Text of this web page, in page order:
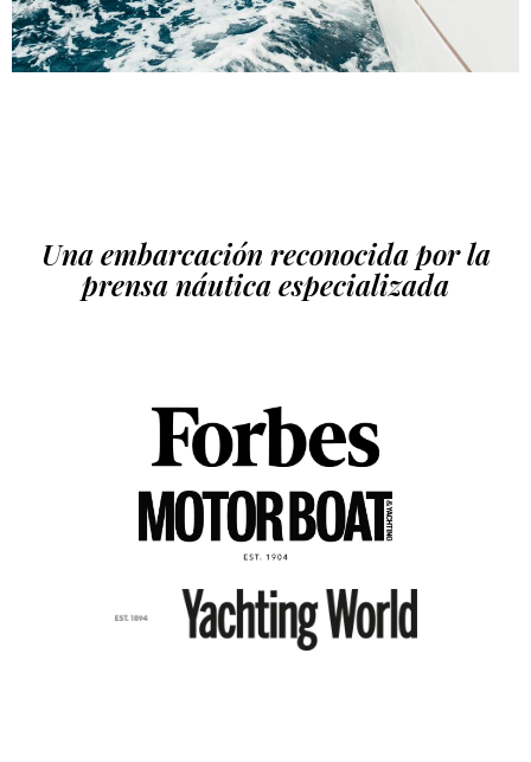
Una embarcación reconocida por la
prensa náutica especializada